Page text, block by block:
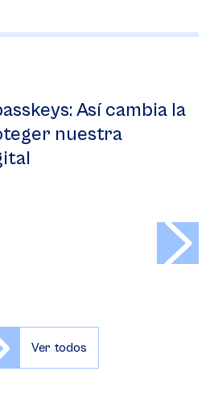
Así cambia la
nuestra
Ver todos